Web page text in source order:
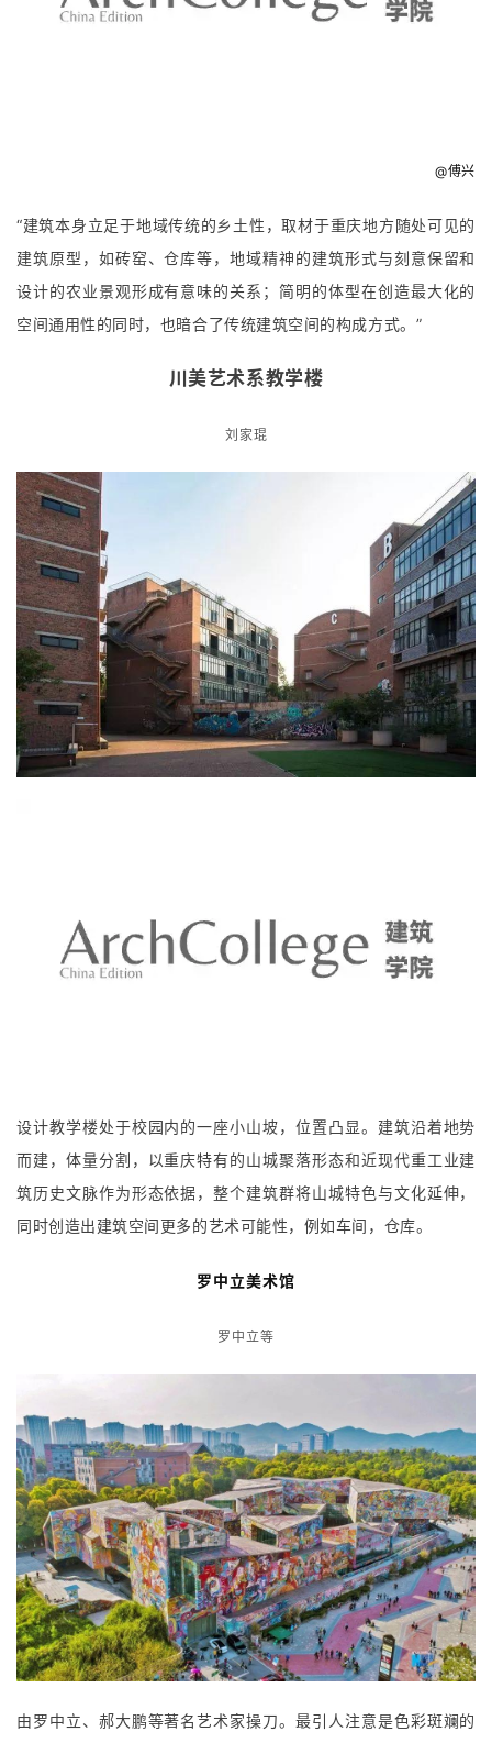
设
计
室
内
设
计
市
@傅兴
“建筑本身立足于地域传统的乡土性，取材于重庆地方随处可见的
建筑原型，如砖窑、仓库等，地域精神的建筑形式与刻意保留和
设计的农业景观形成有意味的关系；简明的体型在创造最大化的
空间通用性的同时，也暗合了传统建筑空间的构成方式。”
设计教学楼处于校园内的一座小山坡，位置凸显。建筑沿着地势
而建，体量分割，以重庆特有的山城聚落形态和近现代重工业建
筑历史文脉作为形态依据，整个建筑群将山城特色与文化延伸，
同时创造出建筑空间更多的艺术可能性，例如车间，仓库。
罗中立美术馆